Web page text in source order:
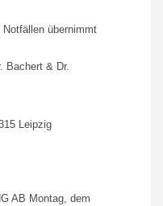
Notfällen übernimmt
Bachert & Dr.
Leipzig
AB Montag, dem